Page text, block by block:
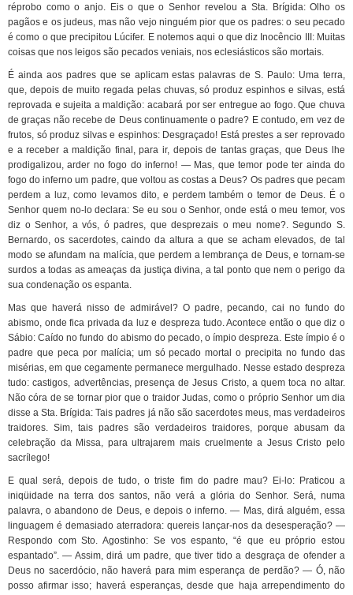
réprobo como o anjo. Eis o que o Senhor revelou a Sta. Brígida: Olho os
pagãos e os judeus, mas não vejo ninguém pior que os padres: o seu pecado
é como o que precipitou Lúcifer. E notemos aqui o que diz Inocêncio III: Muitas
coisas que nos leigos são pecados veniais, nos eclesiásticos são mortais.
É ainda aos padres que se aplicam estas palavras de S. Paulo: Uma terra,
que, depois de muito regada pelas chuvas, só produz espinhos e silvas, está
reprovada e sujeita a maldição: acabará por ser entregue ao fogo. Que chuva
de graças não recebe de Deus continuamente o padre? E contudo, em vez de
frutos, só produz silvas e espinhos: Desgraçado! Está prestes a ser reprovado
e a receber a maldição final, para ir, depois de tantas graças, que Deus lhe
prodigalizou, arder no fogo do inferno! — Mas, que temor pode ter ainda do
fogo do inferno um padre, que voltou as costas a Deus? Os padres que pecam
perdem a luz, como levamos dito, e perdem também o temor de Deus. É o
Senhor quem no-lo declara: Se eu sou o Senhor, onde está o meu temor, vos
diz o Senhor, a vós, ó padres, que desprezais o meu nome?. Segundo S.
Bernardo, os sacerdotes, caindo da altura a que se acham elevados, de tal
modo se afundam na malícia, que perdem a lembrança de Deus, e tornam-se
surdos a todas as ameaças da justiça divina, a tal ponto que nem o perigo da
sua condenação os espanta.
Mas que haverá nisso de admirável? O padre, pecando, cai no fundo do
abismo, onde fica privada da luz e despreza tudo. Acontece então o que diz o
Sábio: Caído no fundo do abismo do pecado, o ímpio despreza. Este ímpio é o
padre que peca por malícia; um só pecado mortal o precipita no fundo das
misérias, em que cegamente permanece mergulhado. Nesse estado despreza
tudo: castigos, advertências, presença de Jesus Cristo, a quem toca no altar.
Não córa de se tornar pior que o traidor Judas, como o próprio Senhor um dia
disse a Sta. Brígida: Tais padres já não são sacerdotes meus, mas verdadeiros
traidores. Sim, tais padres são verdadeiros traidores, porque abusam da
celebração da Missa, para ultrajarem mais cruelmente a Jesus Cristo pelo
sacrílego!
E qual será, depois de tudo, o triste fim do padre mau? Ei-lo: Praticou a
iniqüidade na terra dos santos, não verá a glória do Senhor. Será, numa
palavra, o abandono de Deus, e depois o inferno. — Mas, dirá alguém, essa
linguagem é demasiado aterradora: quereis lançar-nos da desesperação? —
Respondo com Sto. Agostinho: Se vos espanto, “é que eu próprio estou
espantado”. — Assim, dirá um padre, que tiver tido a desgraça de ofender a
Deus no sacerdócio, não haverá para mim esperança de perdão? — Ó, não
posso afirmar isso; haverá esperanças, desde que haja arrependimento do